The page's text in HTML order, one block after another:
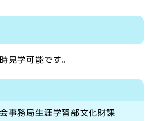
見学可能です。
事務局生涯学習部文化財課